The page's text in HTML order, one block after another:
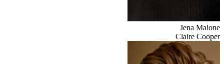
Jena Malone
Claire Cooper